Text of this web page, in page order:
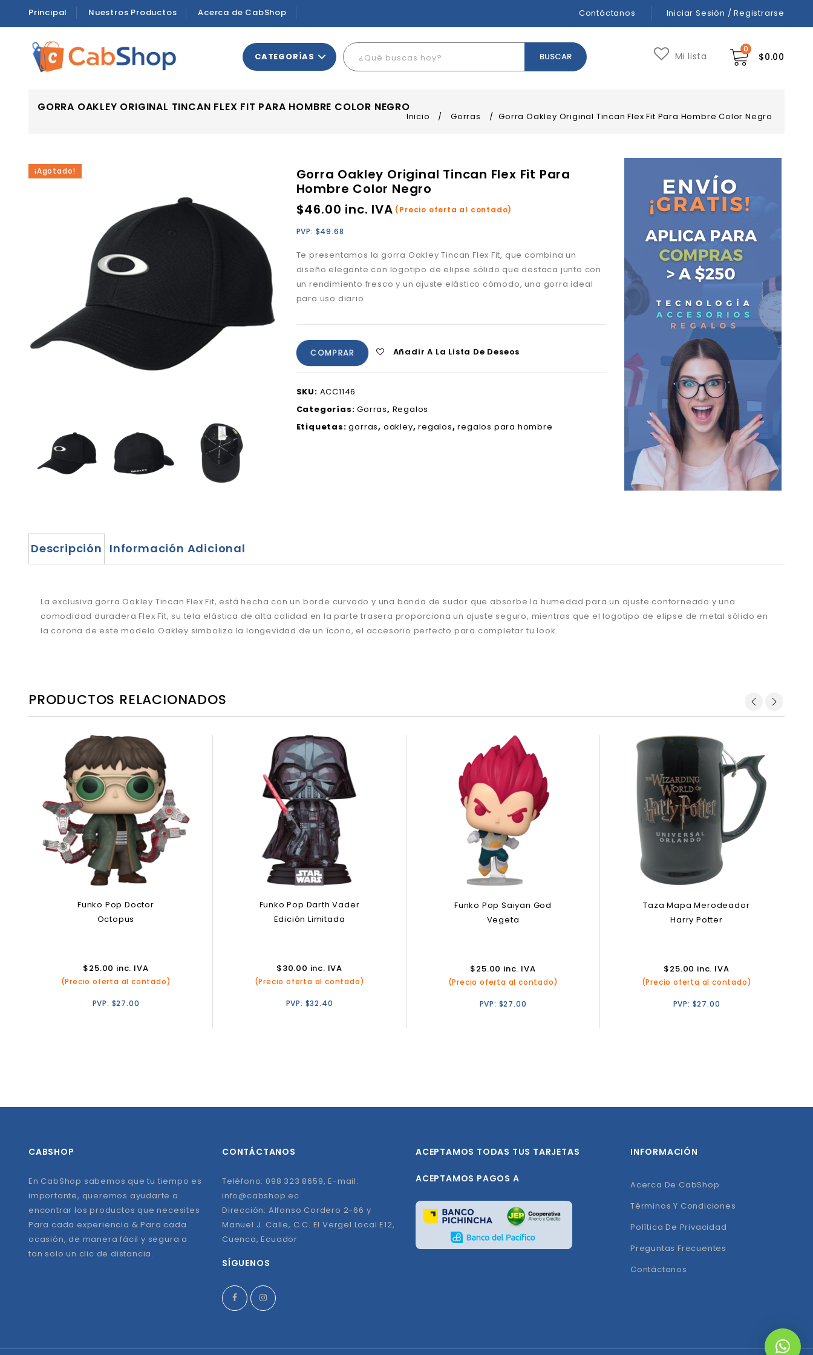
Principal Nuestros Productos Acerca de CabShop Contáctanos Iniciar Sesión / Registrarse
0
$0.00
Mi lista
CATEGORÍAS
GORRA OAKLEY ORIGINAL TINCAN FLEX FIT PARA HOMBRE COLOR NEGRO
Inicio / Gorras / Gorra Oakley Original Tincan Flex Fit Para Hombre Color Negro
¡Agotado!
Gorra Oakley Original Tincan Flex Fit Para
Hombre Color Negro
$46.00 inc. IVA (Precio oferta al contado)
PVP: $49.68
Te presentamos la gorra Oakley Tincan Flex Fit, que combina un
diseño elegante con logotipo de elipse sólido que destaca junto con
un rendimiento fresco y un ajuste elástico cómodo,una gorra ideal
para uso diario.
COMPRAR Añadir A La Lista De Deseos
SKU: ACC1146
Categorías:Gorras, Regalos
Etiquetas:gorras, oakley,regalos,regalos para hombre
Descripción Información Adicional
La exclusiva gorra Oakley Tincan Flex Fit, está hecha con un borde curvado y una banda de sudor que absorbe la humedad para un ajuste contorneado y una
comodidad duradera Flex Fit, su tela elástica de alta calidad en la parte trasera proporciona un ajuste seguro, mientras que el logotipo de elipse de metal sólido en
la corona de este modelo Oakley simboliza la longevidad de un ícono, el accesorio perfecto para completar tu look.
PRODUCTOS RELACIONADOS
Funko Pop Doctor
Octopus
$25.00 inc. IVA
(Precio oferta al contado)
PVP: $27.00
Funko Pop Darth Vader
Edición Limitada
$30.00 inc. IVA
(Precio oferta al contado)
PVP: $32.40
Funko Pop Saiyan God
Vegeta
$25.00 inc. IVA
(Precio oferta al contado)
PVP: $27.00
Taza Mapa Merodeador
Harry Potter
$25.00 inc. IVA
(Precio oferta al contado)
PVP: $27.00
CABSHOP
En CabShop sabemos que tu tiempo es
importante, queremos ayudarte a
encontrar los productos que necesites
Para cada experiencia & Para cada
ocasión, de manera fácil y segura a
tan solo un clic de distancia.
CONTÁCTANOS
Teléfono: 098 323 8659, E-mail:
info@cabshop.ec
Dirección: Alfonso Cordero 2-66 y
Manuel J. Calle, C.C. El Vergel Local E12,
Cuenca, Ecuador
SÍGUENOS
ACEPTAMOS TODAS TUS TARJETAS
ACEPTAMOS PAGOS A
INFORMACIÓN
Acerca De CabShop
Términos Y Condiciones
Política De Privacidad
Preguntas Frecuentes
Contáctanos